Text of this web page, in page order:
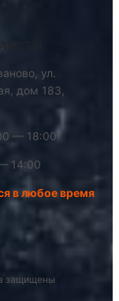
ул.
дом 183,
— 18:00
14:00
в любое время
защищены